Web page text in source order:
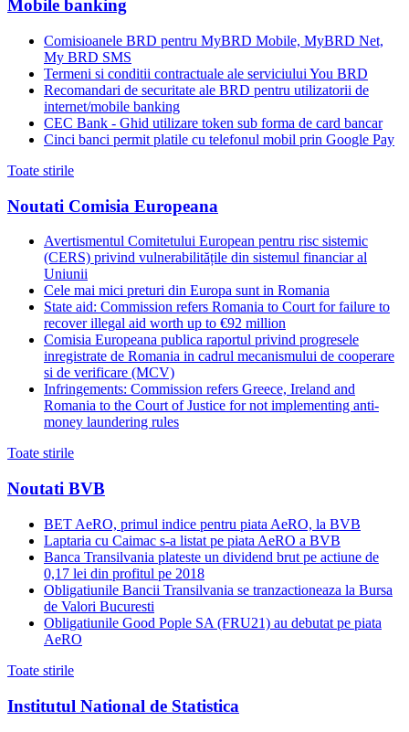
Mobile banking
Comisioanele BRD pentru MyBRD Mobile, MyBRD Net,
My BRD SMS
Termeni si conditii contractuale ale serviciului You BRD
Recomandari de securitate ale BRD pentru utilizatorii de
internet/mobile banking
CEC Bank - Ghid utilizare token sub forma de card bancar
Cinci banci permit platile cu telefonul mobil prin Google Pay
Toate stirile
Noutati Comisia Europeana
Avertismentul Comitetului European pentru risc sistemic
(CERS) privind vulnerabilitățile din sistemul financiar al
Uniunii
Cele mai mici preturi din Europa sunt in Romania
State aid: Commission refers Romania to Court for failure to
recover illegal aid worth up to €92 million
Comisia Europeana publica raportul privind progresele
inregistrate de Romania in cadrul mecanismului de cooperare
si de verificare (MCV)
Infringements: Commission refers Greece, Ireland and
Romania to the Court of Justice for not implementing anti-
money laundering rules
Toate stirile
Noutati BVB
BET AeRO, primul indice pentru piata AeRO, la BVB
Laptaria cu Caimac s-a listat pe piata AeRO a BVB
Banca Transilvania plateste un dividend brut pe actiune de
0,17 lei din profitul pe 2018
Obligatiunile Bancii Transilvania se tranzactioneaza la Bursa
de Valori Bucuresti
Obligatiunile Good Pople SA (FRU21) au debutat pe piata
AeRO
Toate stirile
Institutul National de Statistica